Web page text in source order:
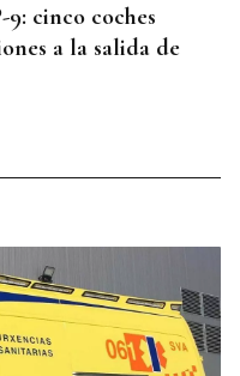
cinco coches
a la salida de